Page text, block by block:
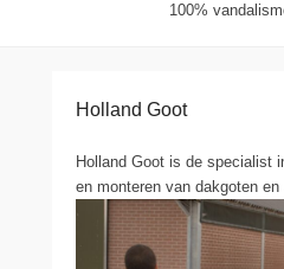
100%
Holland Goot
Holland Goot is de specialist
en monteren van dakgoten